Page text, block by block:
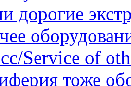
Service of
тоже